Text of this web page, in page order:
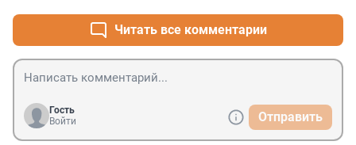
Читать все комментарии
Гость
Войти
Отправить